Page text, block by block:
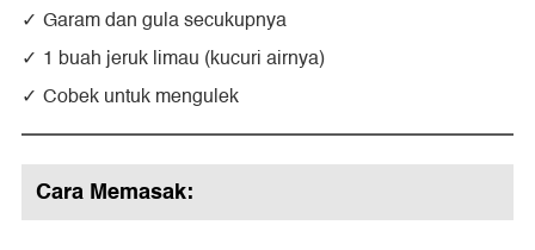
Garam dan gula secukupnya
1 buah jeruk limau (kucuri airnya)
Cobek untuk mengulek
Cara Memasak: